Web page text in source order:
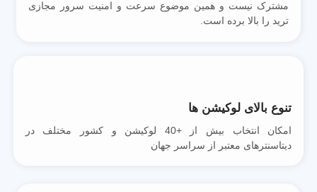
مشترک نیست و همین موضوع سرعت و امنیت سرور مجازی
ترید را بالا برده است.
تنوع بالای لوکیشن ها
امکان انتخاب بیش از +40 لوکیشن و کشور مختلف در
دیتاسنترهای معتبر از سراسر جهان